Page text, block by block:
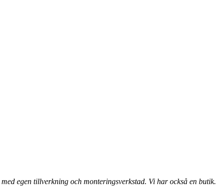
egen tillverkning och monteringsverkstad. Vi har också en butik.